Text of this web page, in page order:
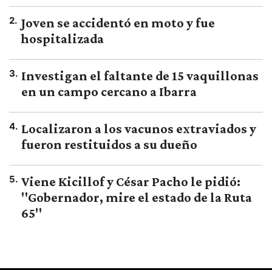
2. Joven se accidentó en moto y fue
hospitalizada
3. Investigan el faltante de 15 vaquillonas
en un campo cercano a Ibarra
4. Localizaron a los vacunos extraviados y
fueron restituidos a su dueño
5. Viene Kicillof y César Pacho le pidió:
"Gobernador, mire el estado de la Ruta
65"